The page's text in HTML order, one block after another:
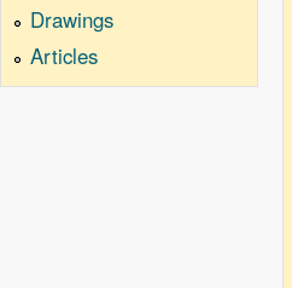
Drawings
Articles